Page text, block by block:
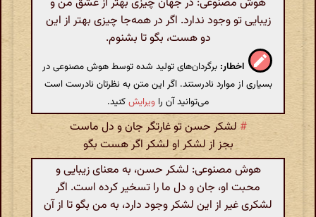
زیبایی تو وجود ندارد. اگر در همه‌جا چیزی بهتر از این
دو هست، بگو تا بشنوم.
اخطار: برگردان‌های تولید شده توسط هوش مصنوعی در
بسیاری از موارد نادرستند. اگر این متن به نظرتان نادرست است
می‌توانید آن را ویرایشکنید.
# لشکر حسن تو غارتگر جان و دل ماست
بجز از لشکر او لشکر اگر هست بگو
هوش مصنوعی: لشکر حسن، به معنای زیبایی و
محبت او، جان و دل ما را تسخیر کرده است. اگر
لشکری غیر از این لشکر وجود دارد، به من بگو تا از آن